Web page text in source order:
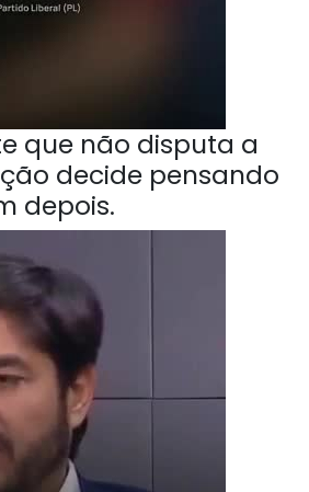
que não disputa a
decide pensando
depois.